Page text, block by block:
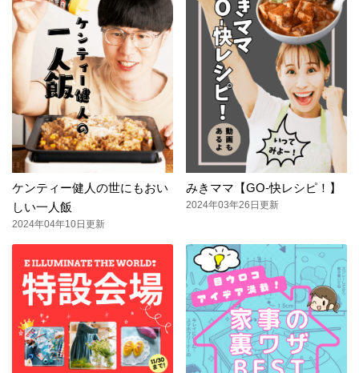
ケンティー健人の世にもおい
しい一人飯
2024年04年10日更新
みきママ【GO-快レシピ！】
2024年03年26日更新